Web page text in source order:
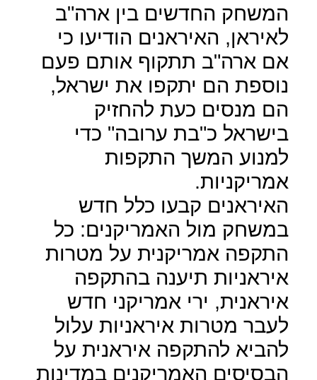
המשחק החדשים בין ארה"ב
לאיראן, האיראנים הודיעו כי
אם ארה"ב תתקוף אותם פעם
נוספת הם יתקפו את ישראל,
הם מנסים כעת להחזיק
בישראל כ"בת ערובה" כדי
למנוע המשך התקפות
אמריקניות.
האיראנים קבעו כלל חדש
במשחק מול האמריקנים: כל
התקפה אמריקנית על מטרות
איראניות תיענה בהתקפה
איראנית, ירי אמריקני חדש
לעבר מטרות איראניות עלול
להביא להתקפה איראנית על
הבסיסים האמריקנים במדינות